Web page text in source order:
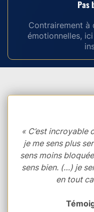
Pas
Contrairement à
émotionnelles,
« C’est
je me sens plus
sens moins
sens bien. (…) je
en tout